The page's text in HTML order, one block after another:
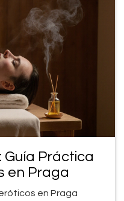
Guía Práctica
en Praga
en Praga